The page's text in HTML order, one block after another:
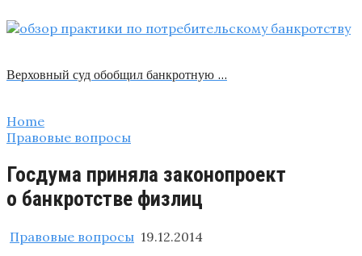
Верховный суд обобщил банкротную …
Home
Правовые вопросы
Госдума приняла законопроект
о банкротстве физлиц
Правовые вопросы 19.12.2014